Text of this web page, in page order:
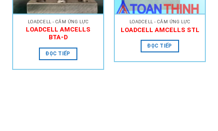
LOADCELL - CẢM ỨNG LỰC
LOADCELL AMCELLS
BTA-D
ĐỌC TIẾP
LOADCELL - CẢM ỨNG LỰC
LOADCELL AMCELLS STL
ĐỌC TIẾP